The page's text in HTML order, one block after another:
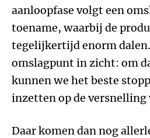
aanloopfase volgt een
toename, waarbij de
tegelijkertijd enorm
omslagpunt in zicht: om
kunnen we het beste
inzetten op de versnelling
Daar komen dan nog